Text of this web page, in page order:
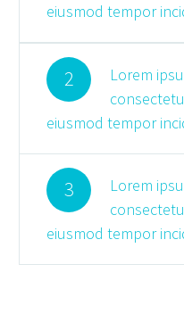
eiusmod tempor
2
Lorem
eiusmod tempor
3
Lorem
eiusmod tempor